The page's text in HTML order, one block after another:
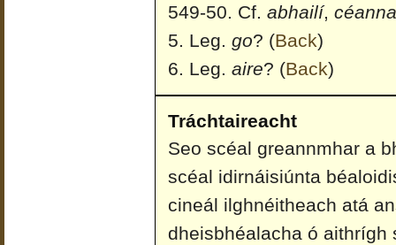
549-50. Cf. abhailí,
Leg. go? (Back)
Leg. aire? (Back)
Tráchtaireacht
Seo scéal greannmhar a
scéal idirnáisiúnta
cineál ilghnéitheach atá
dheisbhéalacha ó aithrígh